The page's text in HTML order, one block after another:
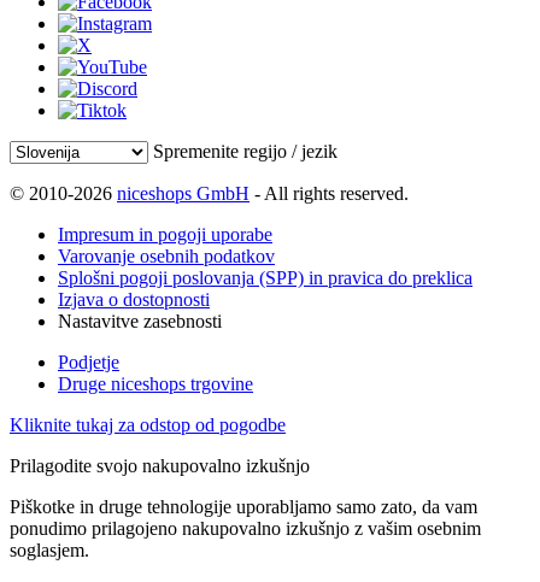
Spremenite regijo / jezik
© 2010-2026 niceshops GmbH - All rights reserved.
Impresum in pogoji uporabe
Varovanje osebnih podatkov
Splošni pogoji poslovanja (SPP) in pravica do preklica
Izjava o dostopnosti
Nastavitve zasebnosti
Podjetje
Druge niceshops trgovine
Kliknite tukaj za odstop od pogodbe
Prilagodite svojo nakupovalno izkušnjo
Piškotke in druge tehnologije uporabljamo samo zato, da vam
ponudimo prilagojeno nakupovalno izkušnjo z vašim osebnim
soglasjem.